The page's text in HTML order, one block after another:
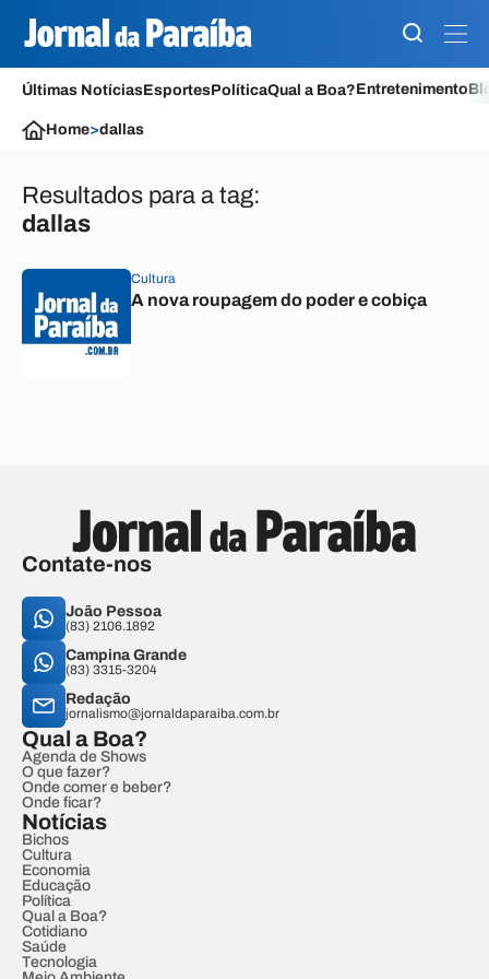
Últimas NotíciasEsportesPolíticaQual a Boa?Entretenimento
Home>dallas
Resultados para a tag:
dallas
Cultura
A nova roupagem do poder e cobiça
Contate-nos
João Pessoa
(83) 2106.1892
Campina Grande
(83) 3315-3204
Redação
jornalismo@jornaldaparaiba.com.br
Qual a Boa?
Agenda de Shows
O que fazer?
Onde comer e beber?
Onde ficar?
Notícias
Bichos
Cultura
Economia
Educação
Política
Qual a Boa?
Cotidiano
Saúde
Tecnologia